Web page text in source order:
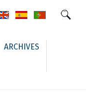
ARCHIVES